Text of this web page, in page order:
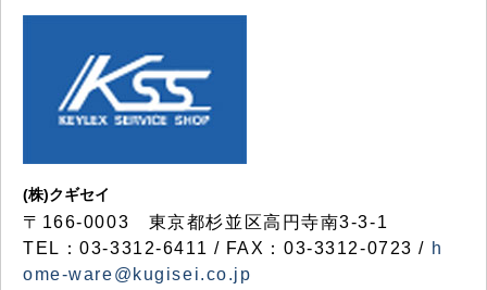
(株)クギセイ
〒166-0003 東京都杉並区高円寺南3-3-1
TEL：03-3312-6411 / FAX：03-3312-0723 / h
ome-ware@kugisei.co.jp